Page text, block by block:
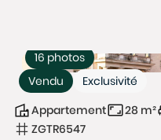
Vendu Exclusivité
16 photos
Appartement 28 m²
ZGTR6547